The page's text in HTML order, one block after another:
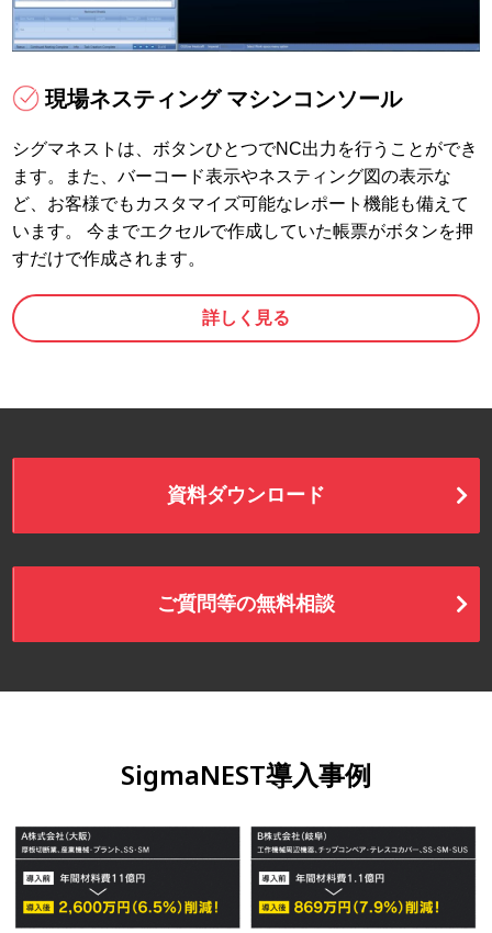
現場ネスティング マシンコンソール
シグマネストは、ボタンひとつでNC出力を行うことができ
ます。また、バーコード表示やネスティング図の表示な
ど、お客様でもカスタマイズ可能なレポート機能も備えて
います。 今までエクセルで作成していた帳票がボタンを押
すだけで作成されます。
詳しく見る
資料ダウンロード
ご質問等の無料相談
SigmaNEST導入事例